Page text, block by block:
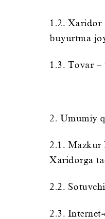
1.2.
buyurtma
1.3. Tovar
2. Umumiy
2.1. Mazkur
Xaridorga
2.2.
2.3.